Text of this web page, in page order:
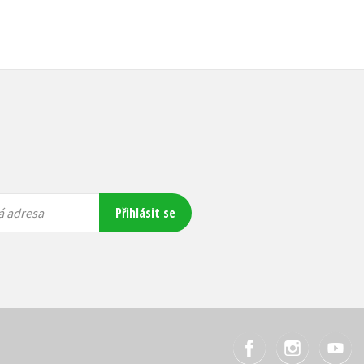
adresa Přihlásit se